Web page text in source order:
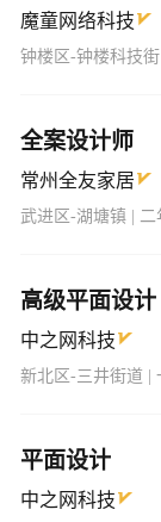
魔童网络科技
钟楼区-钟楼科技
全案设计师
常州全友家居
武进区-湖塘镇 | 二
高级平面设计
中之网科技
新北区-三井街道 |
平面设计
中之网科技